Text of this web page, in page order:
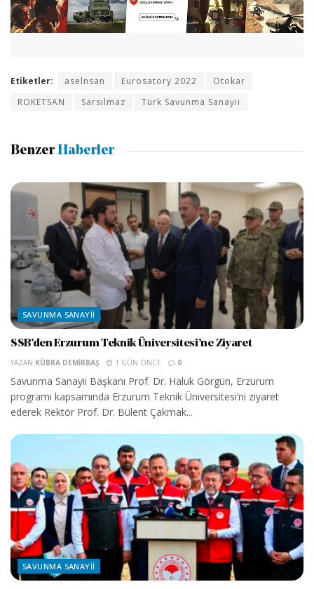
Etiketler: aselnsan Eurosatory 2022
Otokar
ROKETSAN
Sarsılmaz Türk Savunma Sanayii
Benzer Haberler
SAVUNMA SANAYII
SSB’den Erzurum Teknik Üniversitesi’ne Ziyaret
YAZAN KÜBRA DEMIRBAŞ 1 GÜN ÖNCE 0
Savunma Sanayii Başkanı Prof. Dr. Haluk Görgün, Erzurum
programı kapsamında Erzurum Teknik Üniversitesi’ni ziyaret
ederek Rektör Prof. Dr. Bülent Çakmak...
SAVUNMA SANAYII